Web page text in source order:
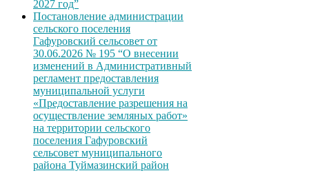
2027 год”
Постановление администрации
сельского поселения
Гафуровский сельсовет от
30.06.2026 № 195 “О внесении
изменений в Административный
регламент предоставления
муниципальной услуги
«Предоставление разрешения на
осуществление земляных работ»
на территории сельского
поселения Гафуровский
сельсовет муниципального
района Туймазинский район